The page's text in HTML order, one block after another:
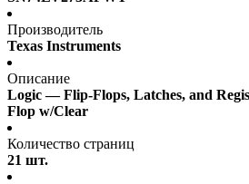
Производитель
Texas Instruments
Описание
Logic — Flip-Flops, Latches, and
Flop w/Clear
Количество страниц
21 шт.